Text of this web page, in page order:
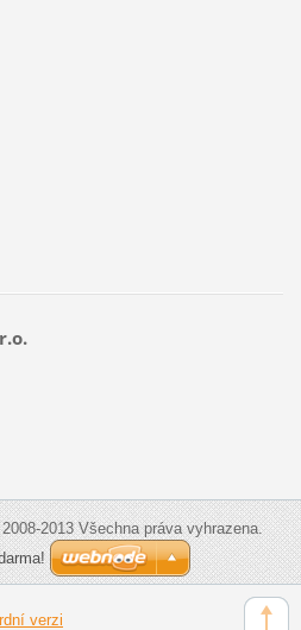
2013 Všechna práva vyhrazena.
verzi